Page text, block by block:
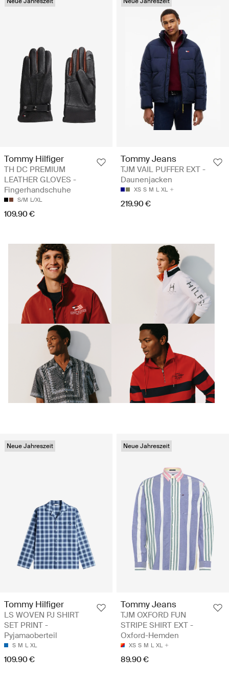
Tommy Hilfiger
TH DC PREMIUM
LEATHER GLOVES -
Fingerhandschuhe
S/M L/XL
109.90 €
Tommy Jeans
TJM VAIL PUFFER EXT -
Daunenjacken
XS S M L XL
219.90 €
Neue Jahreszeit
Tommy Hilfiger
LS WOVEN PJ SHIRT
SET PRINT -
Pyjamaoberteil
S M L XL
109.90 €
Neue Jahreszeit
Tommy Jeans
TJM OXFORD FUN
STRIPE SHIRT EXT -
Oxford-Hemden
XS S M L XL
89.90 €